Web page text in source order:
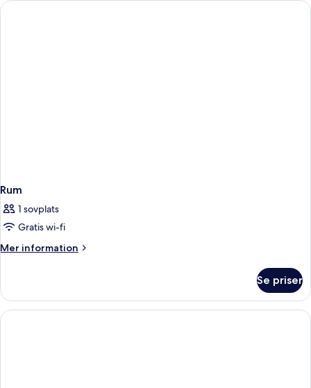
Rum
1 sovplats
Gratis wi-fi
Mer information
Mer
Se priser